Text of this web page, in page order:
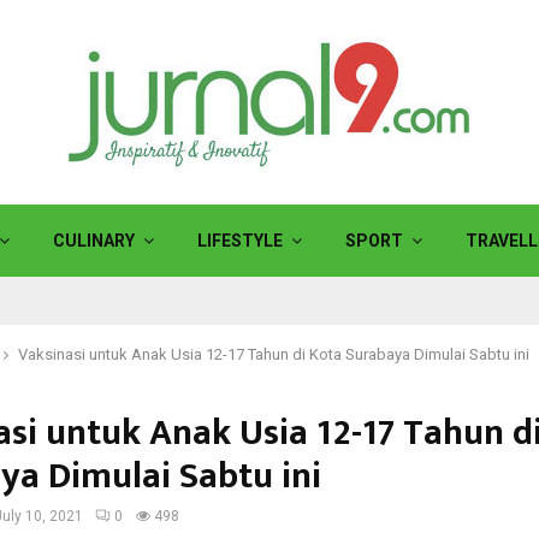
CULINARY LIFESTYLE SPORT
Vaksinasi untuk Anak Usia 12-17 Tahun di Kota Surabaya Dimulai Sabtu ini
untuk Anak Usia 12-17 Tahun
Dimulai Sabtu ini
10, 2021 0 498